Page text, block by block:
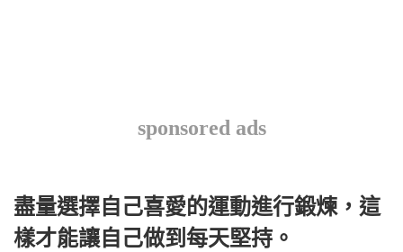
sponsored ads
盡量選擇自己喜愛的運動進行鍛煉，這
樣才能讓自己做到每天堅持。